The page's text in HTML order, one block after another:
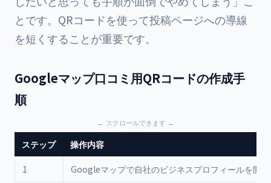
とです。QRコードを使って投稿ページへの導線
を短くすることが重要です。
Googleマップ口コミ用QRコードの作成手
順
ステップ 操作内容
1 Googleマップで自社のビジネスプロフィールを開く